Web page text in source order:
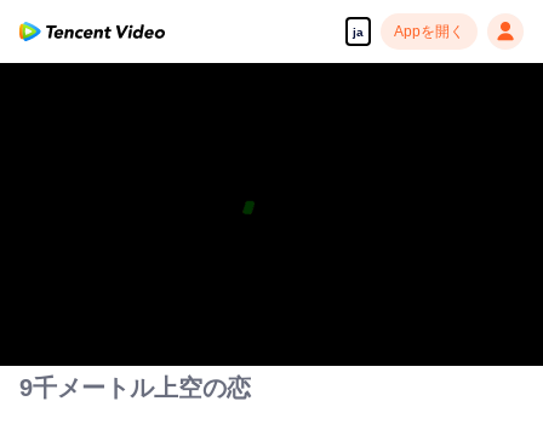
ja Appを開く
9千メートル上空の恋